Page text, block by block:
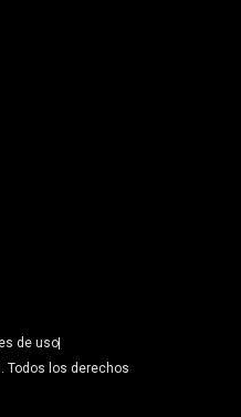
de uso
Todos los derechos